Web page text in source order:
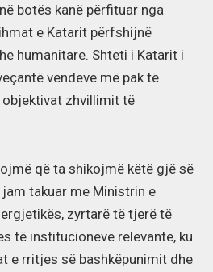
botës kanë përfituar nga
e Katarit përfshijnë
humanitare. Shteti i Katarit i
vendeve më pak të
zhvillimit të
që ta shikojmë këtë gjë së
takuar me Ministrin e
zyrtarë të tjerë të
të institucioneve relevante, ku
e rritjes së bashkëpunimit dhe